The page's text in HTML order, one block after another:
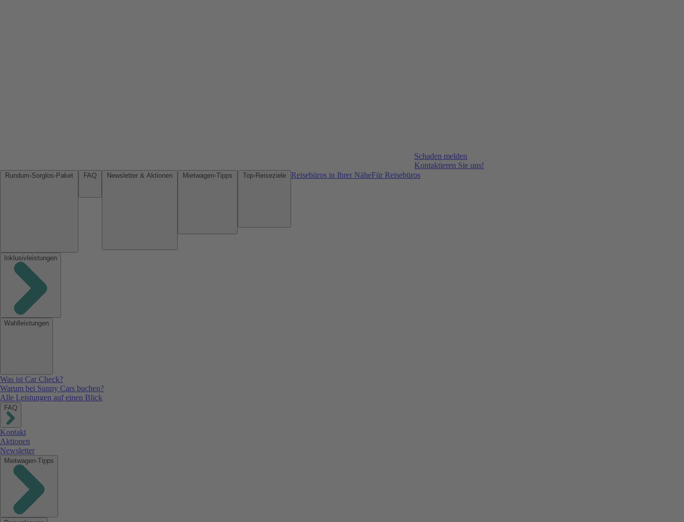
Schaden melden
Kontaktieren Sie uns!
Reisebüros in Ihrer NäheFür Reisebüros
Inklusivleistungen
Wahlleistungen
Was ist Car Check?
Warum bei Sunny Cars buchen?
Alle Leistungen auf einen Blick
FAQ
Kontakt
Aktionen
Newsletter
Mietwagen-Tipps